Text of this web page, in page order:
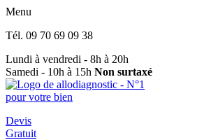
Menu
Tél. 09 70 69 09 38
Lundi à vendredi - 8h à 20h
Samedi - 10h à 15h Non surtaxé
Devis
Gratuit